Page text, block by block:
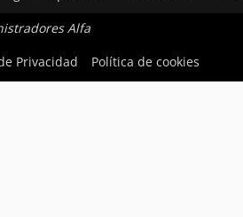
Alfa
Privacidad Política de cookies